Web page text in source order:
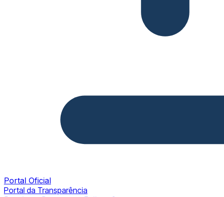
Portal Oficial
Portal da Transparência